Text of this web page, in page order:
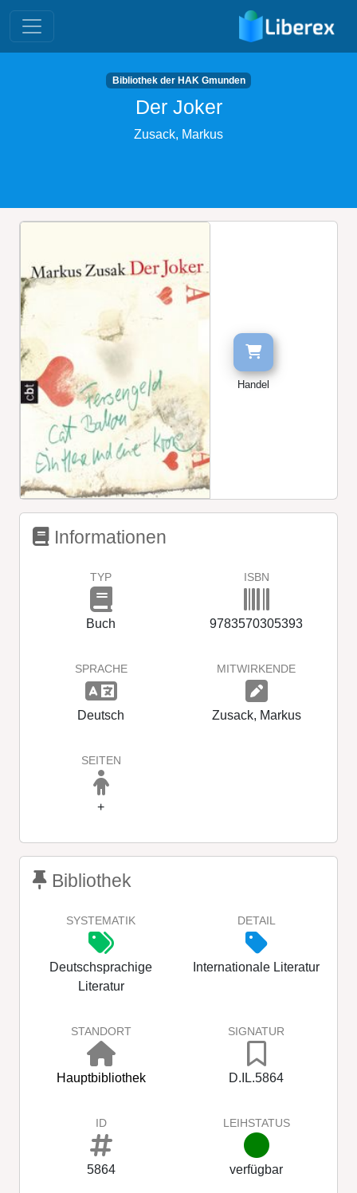
Bibliothek der HAK Gmunden
Der Joker
Zusack, Markus
Handel
Informationen
TYP
Buch
ISBN
9783570305393
SPRACHE
Deutsch
MITWIRKENDE
Zusack, Markus
SEITEN
+
Bibliothek
SYSTEMATIK
Deutschsprachige
Literatur
DETAIL
Internationale Literatur
STANDORT
Hauptbibliothek
SIGNATUR
D.IL.5864
ID
5864
LEIHSTATUS
verfügbar